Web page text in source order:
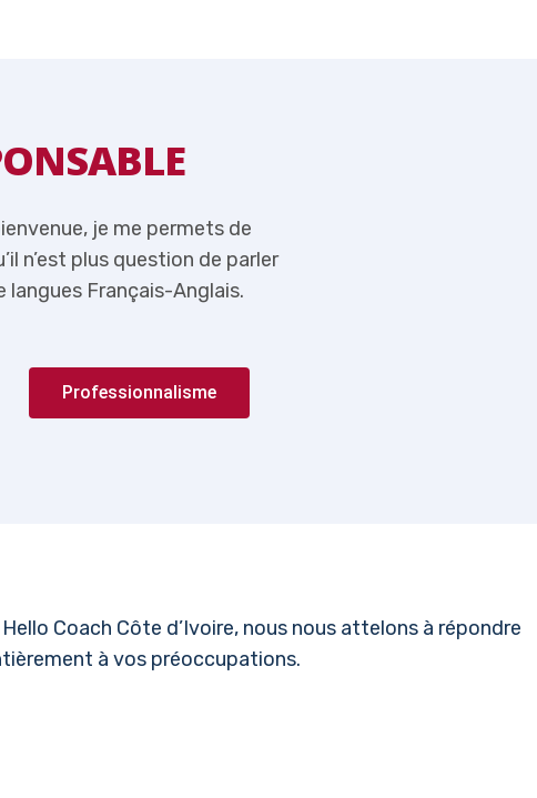
je me permets de
n’est plus question de parler
langues Français-Anglais.
Professionnalisme
Coach Côte d’Ivoire, nous nous attelons à répondre
à vos préoccupations.